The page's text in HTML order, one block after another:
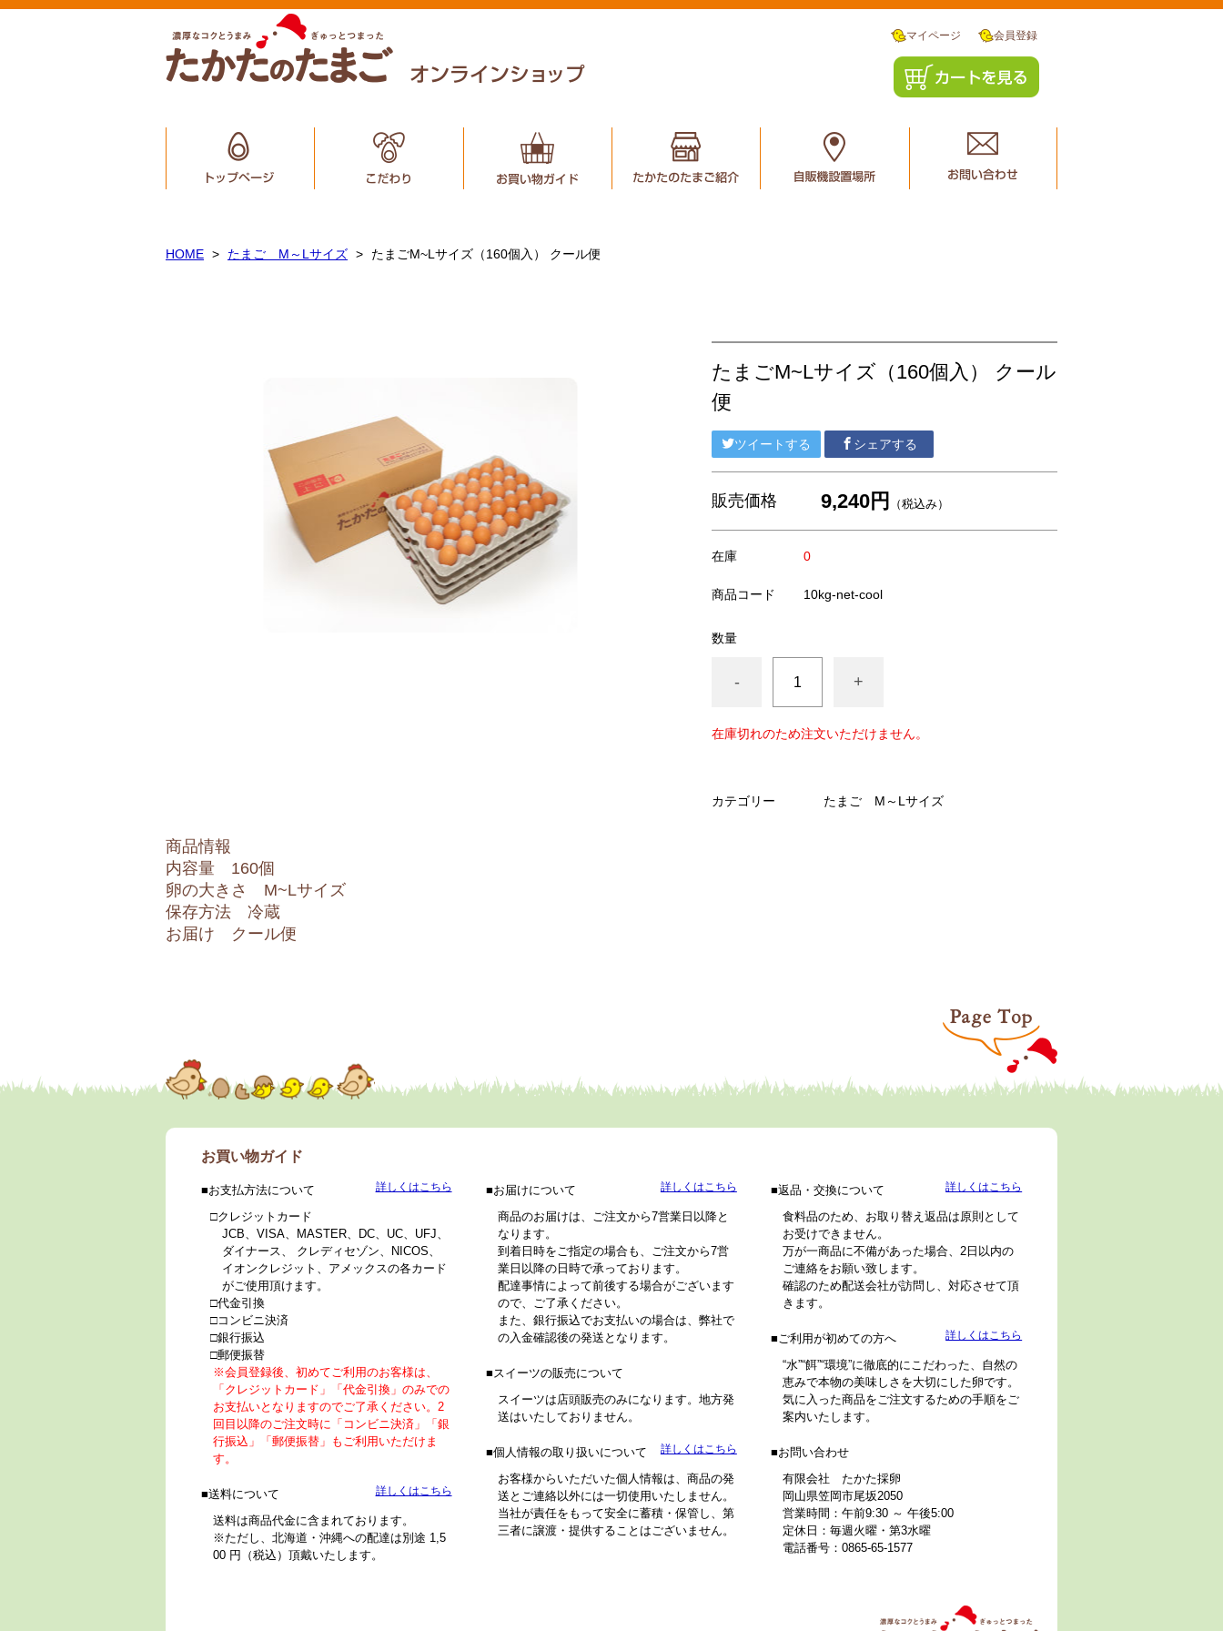
マイページ 会員登録
HOME たまご M～Lサイズ たまごM~Lサイズ（160個入） クール便
たまごM~Lサイズ（160個入） クール
便
ツイートする シェアする
販売価格 9,240円 （税込み）
在庫 0
商品コード 10kg-net-cool
数量
- +
在庫切れのため注文いただけません。
カテゴリー たまご M～Lサイズ
商品情報
内容量 160個
卵の大きさ M~Lサイズ
保存方法 冷蔵
お届け クール便
お買い物ガイド
お支払方法について 詳しくはこちら
クレジットカード
JCB、VISA、MASTER、DC、UC、UFJ、
ダイナース、 クレディセゾン、NICOS、
イオンクレジット、アメックスの各カード
がご使用頂けます。
代金引換
コンビニ決済
銀行振込
郵便振替
※会員登録後、初めてご利用のお客様は、
「クレジットカード」「代金引換」のみでの
お支払いとなりますのでご了承ください。2
回目以降のご注文時に「コンビニ決済」「銀
行振込」「郵便振替」もご利用いただけま
す。
送料について 詳しくはこちら
送料は商品代金に含まれております。
※ただし、北海道・沖縄への配達は別途 1,5
00 円（税込）頂戴いたします。
お届けについて 詳しくはこちら
商品のお届けは、ご注文から7営業日以降と
なります。
到着日時をご指定の場合も、ご注文から7営
業日以降の日時で承っております。
配達事情によって前後する場合がございます
ので、ご了承ください。
また、銀行振込でお支払いの場合は、弊社で
の入金確認後の発送となります。
スイーツの販売について
スイーツは店頭販売のみになります。地方発
送はいたしておりません。
個人情報の取り扱いについて 詳しくはこちら
お客様からいただいた個人情報は、商品の発
送とご連絡以外には一切使用いたしません。
当社が責任をもって安全に蓄積・保管し、第
三者に譲渡・提供することはございません。
返品・交換について 詳しくはこちら
食料品のため、お取り替え返品は原則として
お受けできません。
万が一商品に不備があった場合、2日以内の
ご連絡をお願い致します。
確認のため配送会社が訪問し、対応させて頂
きます。
ご利用が初めての方へ 詳しくはこちら
“水”“餌”“環境”に徹底的にこだわった、自然の
恵みで本物の美味しさを大切にした卵です。
気に入った商品をご注文するための手順をご
案内いたします。
お問い合わせ
有限会社 たかた採卵
岡山県笠岡市尾坂2050
営業時間：午前9:30 ～ 午後5:00
定休日：毎週火曜・第3水曜
電話番号：0865-65-1577